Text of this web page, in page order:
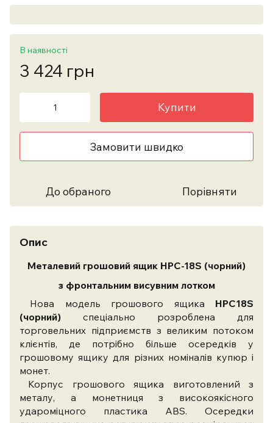
В наявності
3 424 грн
Купити
Замовити швидко
До обраного Порівняти
Опис
Металевий грошовий ящик HPC-18S (чорний)
з фронтальним висувним лотком
Нова модель грошового ящика HPC18S
(чорний) спеціально розроблена для
торговельних підприємств з великим потоком
клієнтів, де потрібно більше осередків у
грошовому ящику для різних номіналів купюр і
монет.
Корпус грошового ящика виготовлений з
металу, а монетниця з високоякісного
удароміцного пластика ABS. Осередки